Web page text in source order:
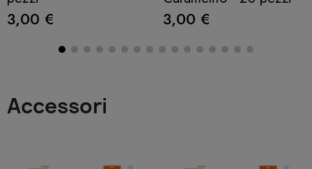
3,00 € 3,00 €
Accessori